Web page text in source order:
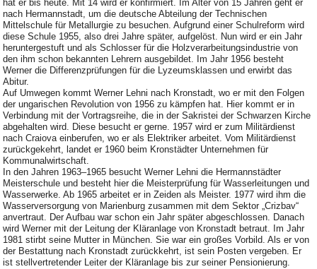
hat er bis heute. Mit 14 wird er konfirmiert. Im Alter von 15 Jahren geht er
nach Hermannstadt, um die deutsche Abteilung der Technischen
Mittelschule für Metallurgie zu besuchen. Aufgrund einer Schulreform wird
diese Schule 1955, also drei Jahre später, aufgelöst. Nun wird er ein Jahr
heruntergestuft und als Schlosser für die Holzverarbeitungsindustrie von
den ihm schon bekannten Lehrern ausgebildet. Im Jahr 1956 besteht
Werner die Differenzprüfungen für die Lyzeumsklassen und erwirbt das
Abitur.
Auf Umwegen kommt Werner Lehni nach Kronstadt, wo er mit den Folgen
der ungarischen Revolution von 1956 zu kämpfen hat. Hier kommt er in
Verbindung mit der Vortragsreihe, die in der Sakristei der Schwarzen Kirche
abgehalten wird. Diese besucht er gerne. 1957 wird er zum Militärdienst
nach Craiova einberufen, wo er als Elektriker arbeitet. Vom Militärdienst
zurückgekehrt, landet er 1960 beim Kronstädter Unternehmen für
Kommunalwirtschaft.
In den Jahren 1963–1965 besucht Werner Lehni die Hermannstädter
Meisterschule und besteht hier die Meisterprüfung für Wasserleitungen und
Wasserwerke. Ab 1965 arbeitet er in Zeiden als Meister. 1977 wird ihm die
Wasserversorgung von Marienburg zusammen mit dem Sektor „Crizbav“
anvertraut. Der Aufbau war schon ein Jahr später abgeschlossen. Danach
wird Werner mit der Leitung der Kläranlage von Kronstadt betraut. Im Jahr
1981 stirbt seine Mutter in München. Sie war ein großes Vorbild. Als er von
der Bestattung nach Kronstadt zurückkehrt, ist sein Posten vergeben. Er
ist stellvertretender Leiter der Kläranlage bis zur seiner Pensionierung.